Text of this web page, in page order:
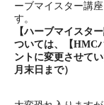
ーブマイスター講
す。
【ハーブマイスタ
ついては、【HMC
ントに変更させて
月末日まで）